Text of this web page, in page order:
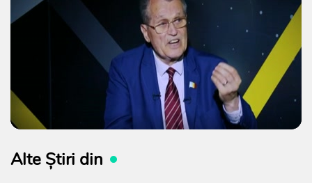
Alte Știri din